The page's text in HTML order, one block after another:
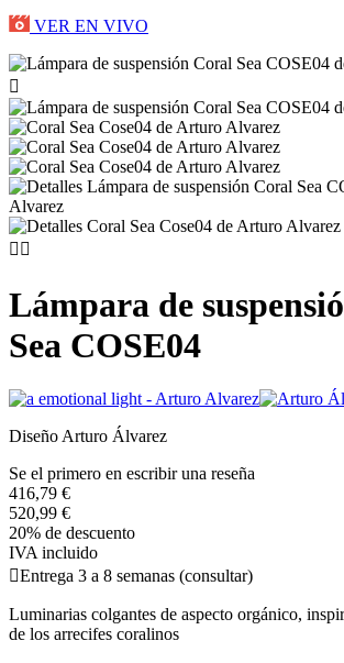
VER EN VIVO

 
Lámpara de
Sea COSE04
Diseño Arturo Álvarez
Se el primero en escribir una reseña
416,79 €
520,99 €
20% de descuento
IVA incluido
Entrega 3 a 8 semanas (consultar)
Luminarias colgantes de aspecto orgánico,
de los arrecifes coralinos